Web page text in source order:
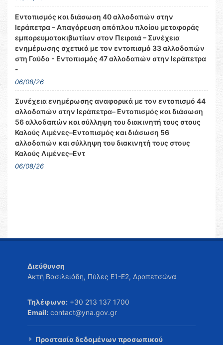
Εντοπισμός και διάσωση 40 αλλοδαπών στην
Ιεράπετρα – Απαγόρευση απόπλου πλοίου μεταφοράς
εμπορευματοκιβωτίων στον Πειραιά – Συνέχεια
ενημέρωσης σχετικά με τον εντοπισμό 33 αλλοδαπών
στη Γαύδο - Εντοπισμός 47 αλλοδαπών στην Ιεράπετρα
-
06/08/26
Συνέχεια ενημέρωσης αναφορικά με τον εντοπισμό 44
αλλοδαπών στην Ιεράπετρα– Εντοπισμός και διάσωση
56 αλλοδαπών και σύλληψη του διακινητή τους στους
Καλούς Λιμένες–Εντοπισμός και διάσωση 56
αλλοδαπών και σύλληψη του διακινητή τους στους
Καλούς Λιμένες–Εντ
06/08/26
Διεύθυνση
Ακτή Βασιλειάδη, Πύλες Ε1-Ε2, Δραπετσώνα
Τηλέφωνο: +30 213 137 1700
Email: contact@yna.gov.gr
Προστασία δεδομένων προσωπικού